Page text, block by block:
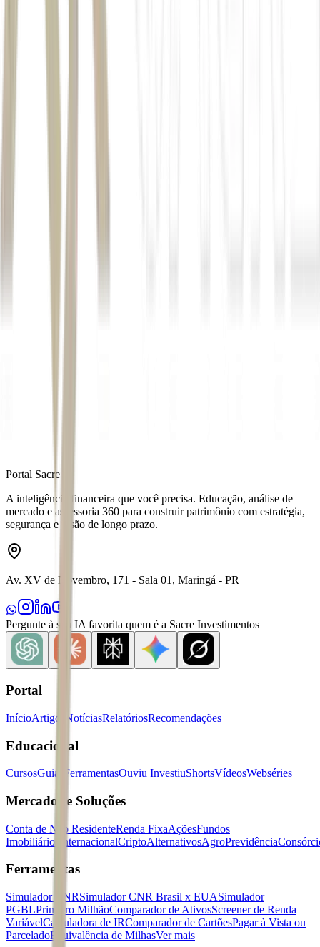
Portal Sacre
A inteligência financeira que você precisa. Educação, análise de
mercado e assessoria 360 para construir patrimônio com estratégia,
segurança e visão de longo prazo.
Av. XV de Novembro, 171 - Sala 01, Maringá - PR
Pergunte à sua IA favorita quem é a Sacre Investimentos
Portal
InícioArtigos NotíciasRelatóriosRecomendações
Educacional
CursosGuias FerramentasOuviu InvestiuShortsVídeosWebséries
Mercados e Soluções
Conta de Não ResidenteRenda FixaAçõesFundos
Imobiliários
InternacionalCriptoAlternativosAgroPrevidência
Ferramentas
Simulador CNRSimulador CNR Brasil x EUASimulador
PGBLPrimeiro MilhãoComparador de AtivosScreener de Renda
VariávelCalculadora de IRComparador de CartõesPagar à Vista ou
ParceladoEquivalência de MilhasVer mais